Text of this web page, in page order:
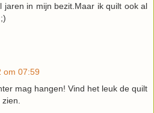
jaren in mijn bezit.Maar ik quilt ook al
om 07:59
mag hangen! Vind het leuk de quilt